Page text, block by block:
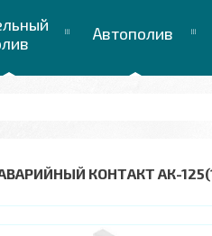
Автополив
КОНТАКТ АК-